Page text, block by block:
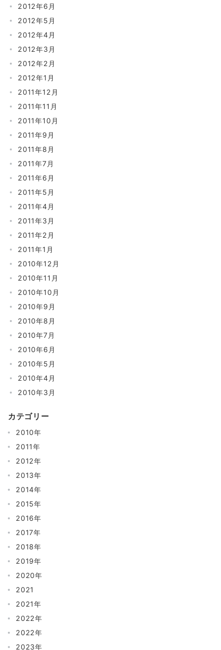
2012年6月
2012年5月
2012年4月
2012年3月
2012年2月
2012年1月
2011年12月
2011年11月
2011年10月
2011年9月
2011年8月
2011年7月
2011年6月
2011年5月
2011年4月
2011年3月
2011年2月
2011年1月
2010年12月
2010年11月
2010年10月
2010年9月
2010年8月
2010年7月
2010年6月
2010年5月
2010年4月
2010年3月
カテゴリー
2010年
2011年
2012年
2013年
2014年
2015年
2016年
2017年
2018年
2019年
2020年
2021
2021年
2022年
2022年
2023年